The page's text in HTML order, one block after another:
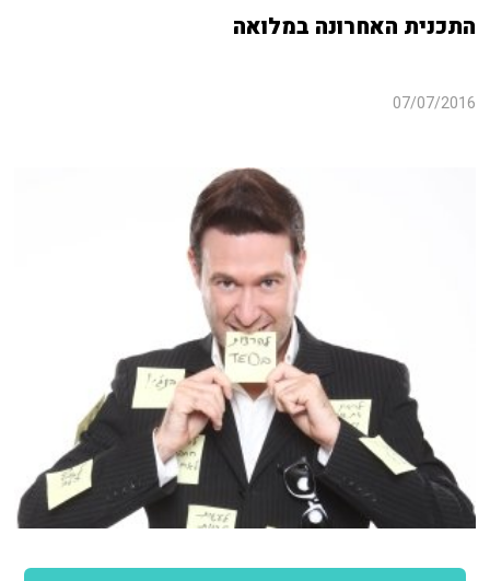
התכנית האחרונה במלואה
07/07/2016